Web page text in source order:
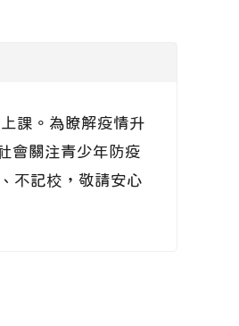
課。為瞭解疫情升
會關注青少年防疫
不記校，敬請安心